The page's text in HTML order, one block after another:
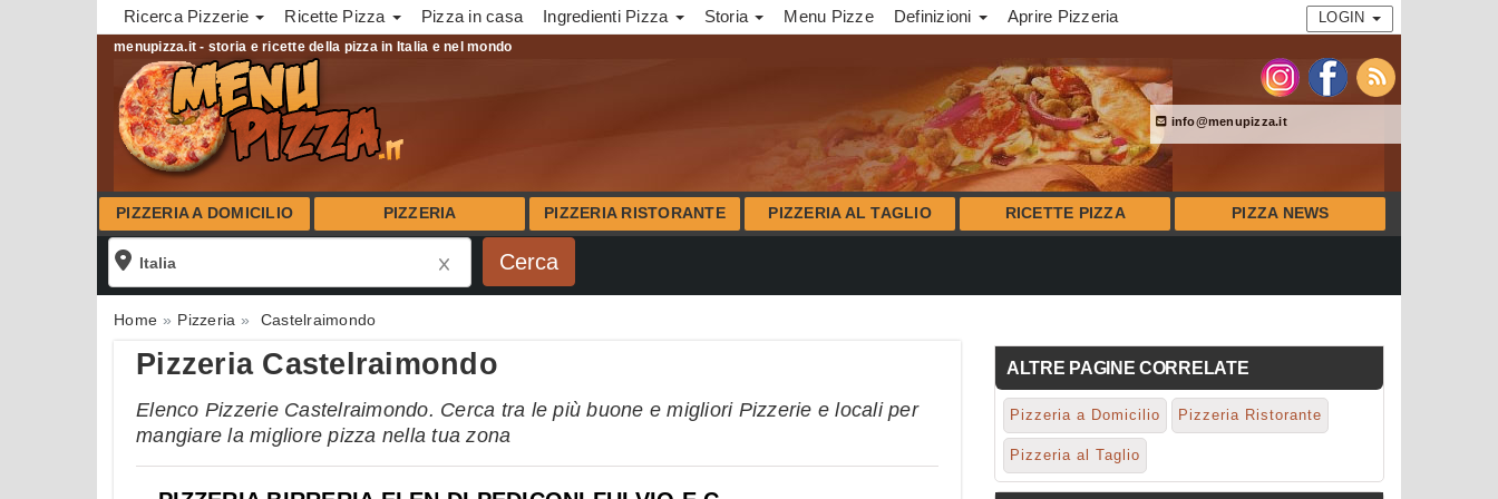
Ricerca Pizzerie Ricette Pizza Pizza in casa Ingredienti Pizza Storia Menu Pizze Definizioni Aprire Pizzeria LOGIN
menupizza.it - storia e ricette della pizza in Italia e nel mondo
info@menupizza.it
PIZZERIA A DOMICILIO PIZZERIA PIZZERIA RISTORANTE PIZZERIA AL TAGLIO RICETTE PIZZA PIZZA NEWS
Home Pizzeria Castelraimondo
Pizzeria Castelraimondo
Elenco Pizzerie Castelraimondo. Cerca tra le più buone e migliori Pizzerie e locali per
mangiare la migliore pizza nella tua zona
ALTRE PAGINE CORRELATE
Pizzeria a Domicilio Pizzeria Ristorante
Pizzeria al Taglio